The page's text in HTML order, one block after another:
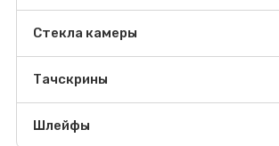
Стекла камеры
Тачскрины
Шлейфы